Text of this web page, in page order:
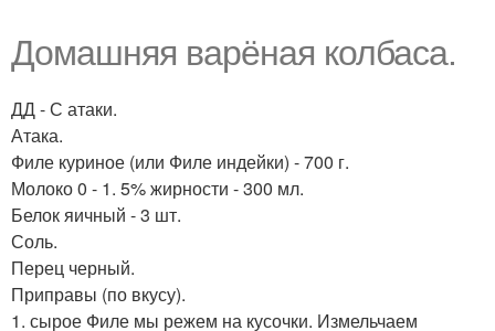
Домашняя варёная колбаса.
ДД - С атаки.
Атака.
Филе куриное (или Филе индейки) - 700 г.
Молоко 0 - 1. 5% жирности - 300 мл.
Белок яичный - 3 шт.
Соль.
Перец черный.
Приправы (по вкусу).
1. сырое Филе мы режем на кусочки. Измельчаем